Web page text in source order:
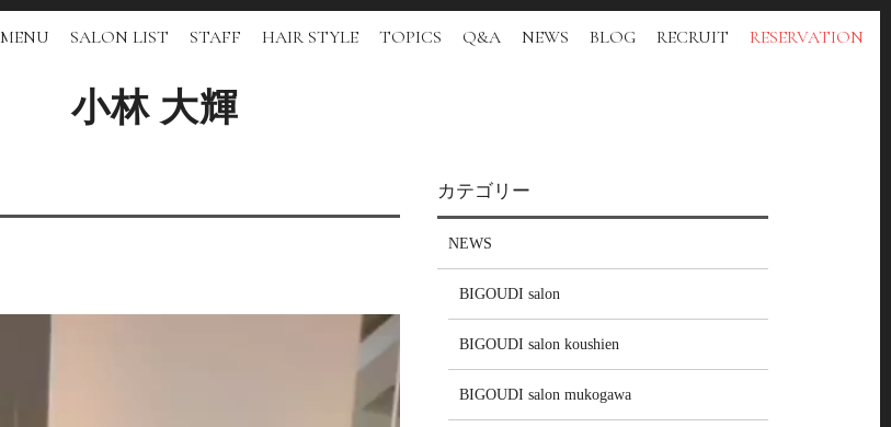
MENU SALON LIST STAFF HAIR STYLE TOPICS Q&A NEWS BLOG RECRUIT RESERVATION
小林 大輝
カテゴリー
NEWS
BIGOUDI salon
BIGOUDI salon koushien
BIGOUDI salon mukogawa